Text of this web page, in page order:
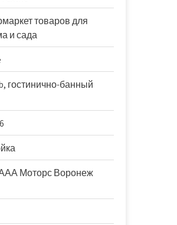
товаров для
и сада
гостинично-банный
ААА Моторс Воронеж